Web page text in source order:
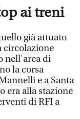
ai treni
già attuato
circolazione
nell'area di
la corsa
e a Santa
era alla stazione
di RFI a